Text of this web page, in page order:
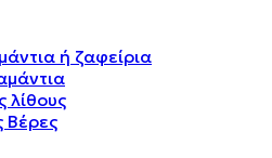
ή ζαφείρια
λίθους
Βέρες